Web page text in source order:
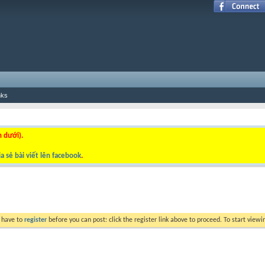
dưới).
sẻ bài viết lên facebook.
to register before you can post: click the register link above to proceed. To start